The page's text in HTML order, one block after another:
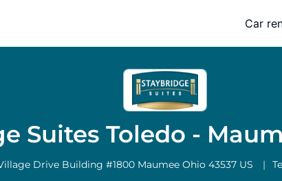
Car
Suites Toledo -
Drive Building #1800 Maumee Ohio 43537 US